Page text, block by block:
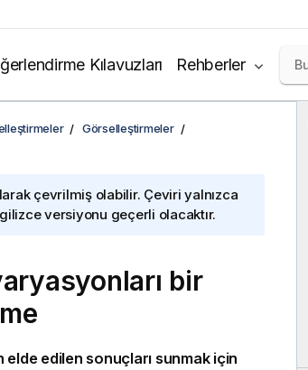
Kılavuzları Rehberler
Görselleştirmeler
çevrilmiş olabilir. Çeviri yalnızca
versiyonu geçerli olacaktır.
bir
edilen sonuçları sunmak için